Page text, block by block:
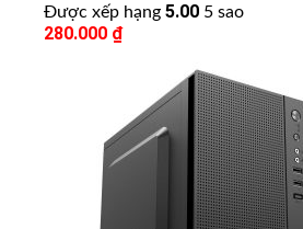
Được xếp hạng 5.00 5 sao
280.000 ₫